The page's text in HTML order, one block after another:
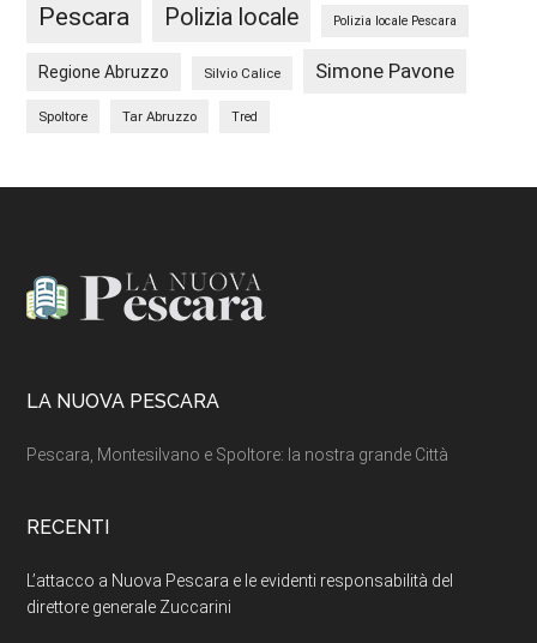
Pescara Polizia locale Polizia locale Pescara
Regione Abruzzo Silvio Calice Simone Pavone
Spoltore Tar Abruzzo Tred
Footer
LA NUOVA PESCARA
Pescara, Montesilvano e Spoltore: la nostra grande Città
RECENTI
L’attacco a Nuova Pescara e le evidenti responsabilità del
direttore generale Zuccarini